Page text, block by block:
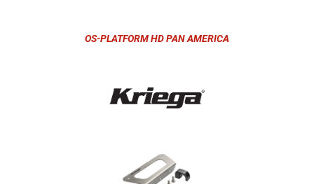
OS-PLATFORM HD PAN AMERICA